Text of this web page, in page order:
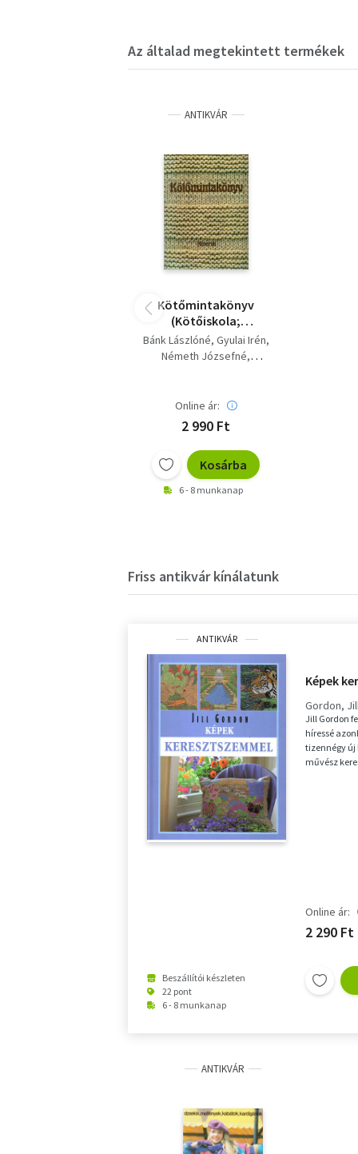
Az általad megtekintett termékek
ANTIKVÁR
Kötőmintakönyv
(Kötőiskola;
Kötésminták;
Modellek és a hozzájuk
Bánk Lászlóné Gyulai Irén
Németh Józsefné
Online ár:
2 990 Ft
Kosárba
6 - 8 munkanap
Friss antikvár kínálatunk
ANTIKVÁR
Beszállítói készleten
22 pont
6 - 8 munkanap
Képek
Gordon,
Jill Gordon
híressé
tizennégy új
művész
Online ár:
2 290 Ft
ANTIKVÁR